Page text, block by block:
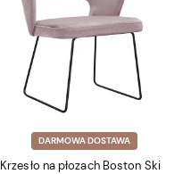
DARMOWA DOSTAWA
Krzesło na płozach Boston Ski